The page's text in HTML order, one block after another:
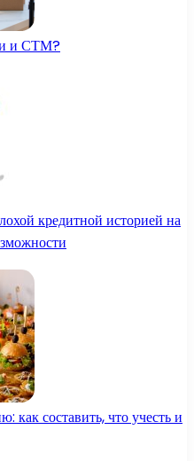
и СТМ?
кредитной историей на
как составить, что учесть и